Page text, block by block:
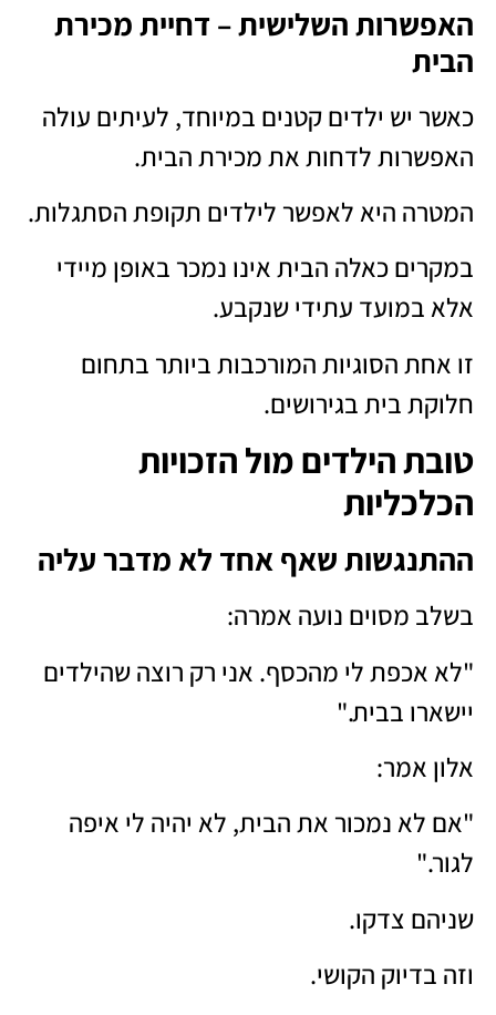
האפשרות השלישית – דחיית מכירת
הבית
כאשר יש ילדים קטנים במיוחד, לעיתים עולה
האפשרות לדחות את מכירת הבית.
המטרה היא לאפשר לילדים תקופת הסתגלות.
במקרים כאלה הבית אינו נמכר באופן מיידי
אלא במועד עתידי שנקבע.
זו אחת הסוגיות המורכבות ביותר בתחום
חלוקת בית בגירושים.
טובת הילדים מול הזכויות
הכלכליות
ההתנגשות שאף אחד לא מדבר עליה
בשלב מסוים נועה אמרה:
"לא אכפת לי מהכסף. אני רק רוצה שהילדים
יישארו בבית."
אלון אמר:
"אם לא נמכור את הבית, לא יהיה לי איפה
לגור."
שניהם צדקו.
וזה בדיוק הקושי.